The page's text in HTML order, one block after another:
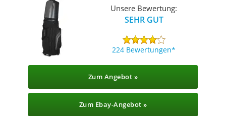
Unsere Bewertung:
SEHR GUT
224 Bewertungen
Zum Angebot »
Zum Ebay-Angebot »